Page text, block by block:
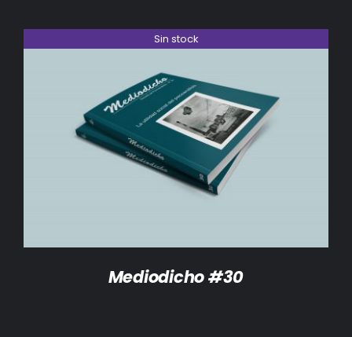
Sin stock
DETALLES
Mediodicho #30